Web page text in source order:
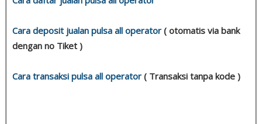
Cara deposit jualan pulsa all operator ( otomatis via bank
dengan no Tiket )
Cara transaksi pulsa all operator ( Transaksi tanpa kode )